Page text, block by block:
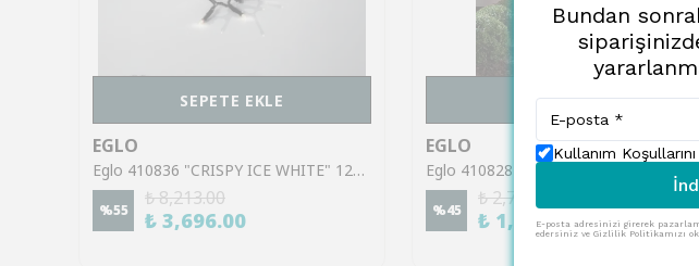
SEPETE EKLE
EGLO
Eglo 410836 "CRISPY ICE WHITE" 1200 Ledli 2500Cm Uzunluğunda Dekoratif Aydınlatma 3000K
%55
₺ 8,213.00
₺ 3,696.00
SEPETE EKLE
EGLO
%45
₺ 2,738.00
₺ 1,506.00
Bundan
Kullanım
E-posta adresinizi girerek
edersiniz ve Gizlilik Politikamızı